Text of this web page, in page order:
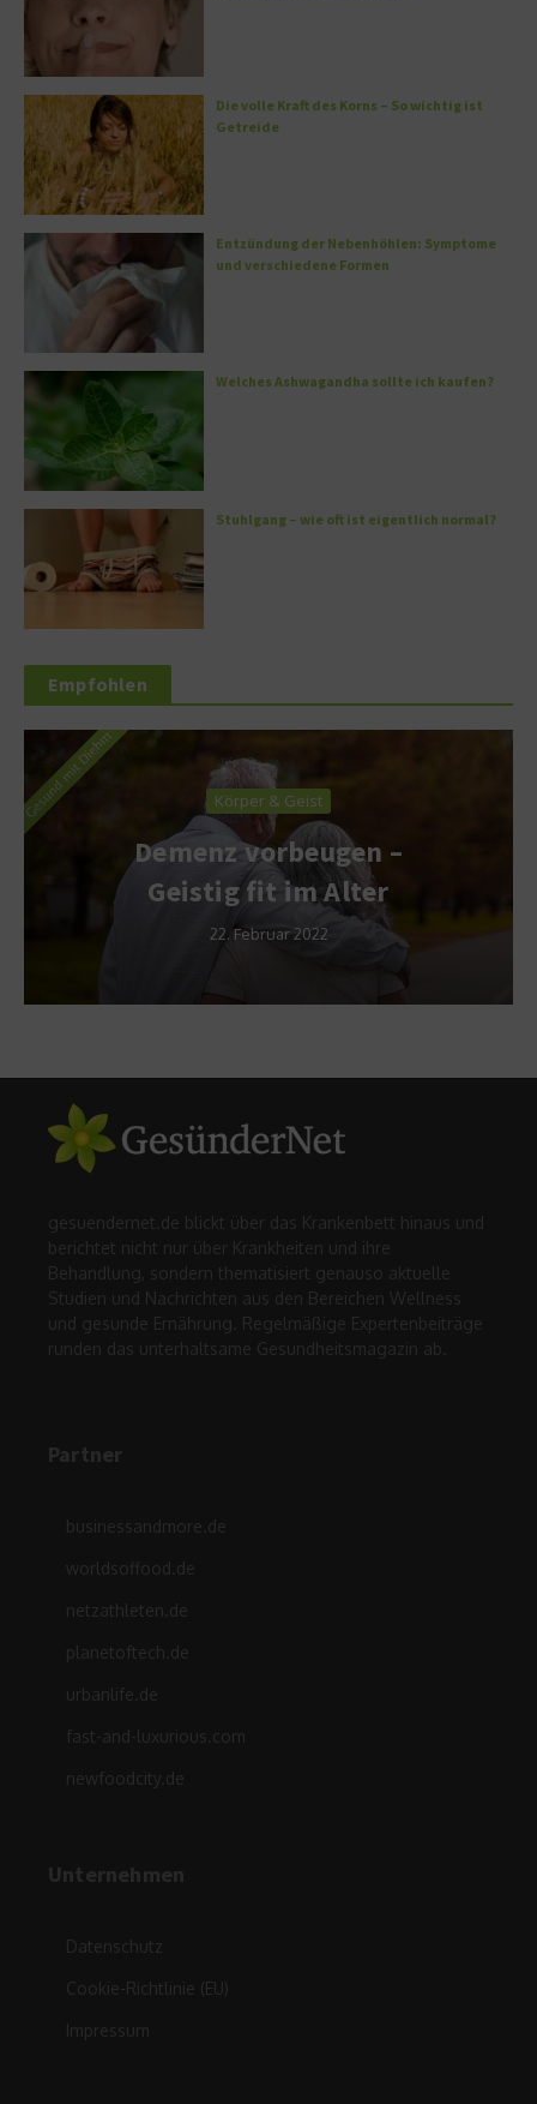
Die volle Kraft des Korns – So wichtig ist
Getreide
Entzündung der Nebenhöhlen: Symptome
und verschiedene Formen
Welches Ashwagandha sollte ich kaufen?
Stuhlgang – wie oft ist eigentlich normal?
Empfohlen
Körper & Geist
Demenz vorbeugen –
Geistig fit im Alter
22. Februar 2022
gesuendernet.de blickt über das Krankenbett hinaus und
berichtet nicht nur über Krankheiten und ihre
Behandlung, sondern thematisiert genauso aktuelle
Studien und Nachrichten aus den Bereichen Wellness
und gesunde Ernährung. Regelmäßige Expertenbeiträge
runden das unterhaltsame Gesundheitsmagazin ab.
Partner
businessandmore.de
worldsoffood.de
netzathleten.de
planetoftech.de
urbanlife.de
fast-and-luxurious.com
newfoodcity.de
Unternehmen
Datenschutz
Cookie-Richtlinie (EU)
Impressum